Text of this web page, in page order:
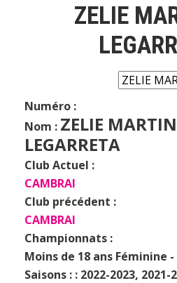
ZELIE
Numéro :
Nom : ZELIE
LEGARRETA
Club Actuel :
CAMBRAI
Club précédent :
CAMBRAI
Championnats :
Moins de 18 ans Féminine
Saisons : : 2022-2023, 2021-